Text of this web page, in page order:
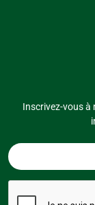
Inscrivez-vous à